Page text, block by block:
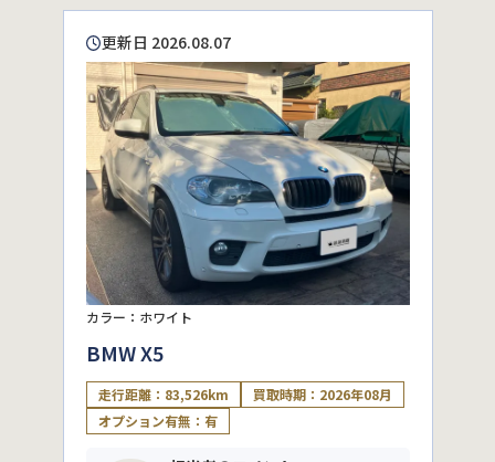
更新日 2026.08.07
カラー：ホワイト
BMW X5
走行距離：83,526km
買取時期：2026年08月
オプション有無：有